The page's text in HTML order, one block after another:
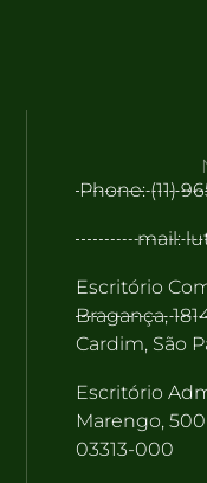
Phone: (11)
mail:
Escritório
Bragança,
Cardim, São
Escritório
Marengo,
03313-000